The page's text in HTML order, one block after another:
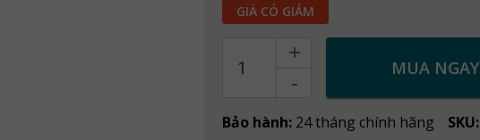
GIÁ CÓ GIẢM
+
-
MUA NGAY
Bảo hành: 24 tháng chính hãng SKU: